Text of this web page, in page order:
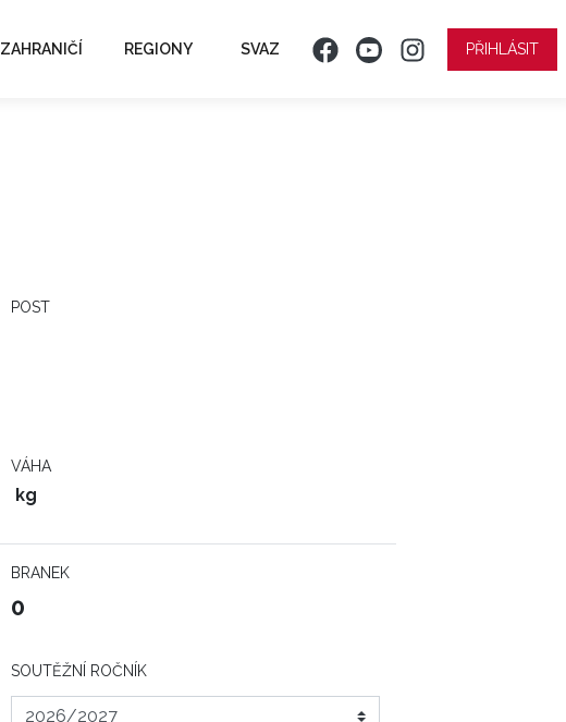
ZAHRANIČÍ REGIONY SVAZ PŘIHLÁSIT
POST
VÁHA
kg
BRANEK
0
SOUTĚŽNÍ ROČNÍK